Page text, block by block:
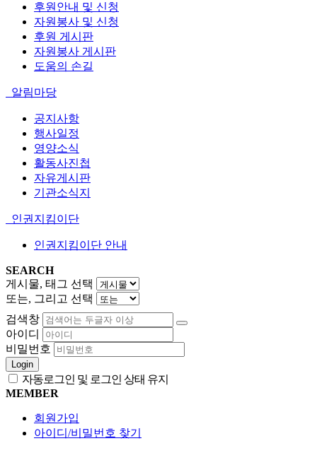
후원안내 및 신청
자원봉사 및 신청
후원 게시판
자원봉사 게시판
도움의 손길
알림마당
공지사항
행사일정
영양소식
활동사진첩
자유게시판
기관소식지
인권지킴이단
인권지킴이단 안내
SEARCH
게시물, 태그 선택
또는, 그리고 선택
검색창
아이디
비밀번호
Login
자동로그인 및 로그인 상태 유지
MEMBER
회원가입
아이디/비밀번호 찾기